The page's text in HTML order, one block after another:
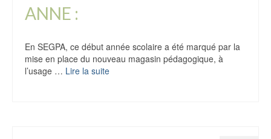
ANNE :
En SEGPA, ce début année scolaire a été marqué par la
mise en place du nouveau magasin pédagogique, à
l’usage … Lire la suite